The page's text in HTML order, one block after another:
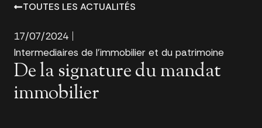
TOUTES LES ACTUALITÉS
17/07/2024
Intermediaires de l'immobilier et du patrimoine
De la signature du mandat
immobilier